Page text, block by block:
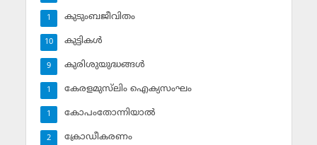
കുടുംബജീവിതം
1
കുട്ടികള്‍
10
കുരിശുയുദ്ധങ്ങള്‍
9
കേരളമുസ്‌ലിം ഐക്യസംഘം
1
കോപംതോന്നിയാല്‍
1
ക്രോഡീകരണം
2